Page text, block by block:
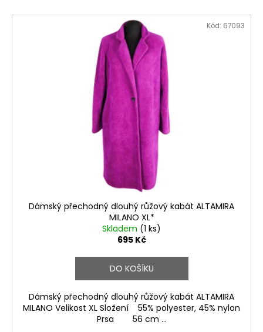
V
Dámský přechodný dlouhý růžový kabát ALTAMIRA
MILANO XL*
Skladem (1 ks)
695 Kč
DO KOŠÍKU
Dámský přechodný dlouhý růžový kabát ALTAMIRA
MILANO Velikost XL Složení 55% polyester, 45% nylon
Prsa 56 cm ...
Kód: 67093